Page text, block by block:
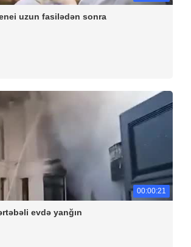
uzun fasilədən sonra
00:00:21
evdə yanğın